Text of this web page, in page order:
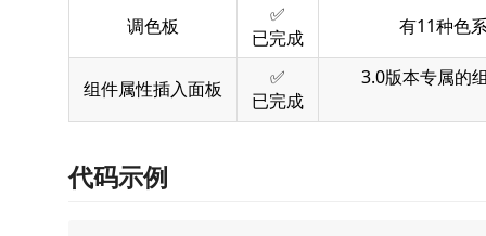
调色板
✅
已完成
有11种色
组件属性插入面板
✅
已完成
3.0版本专属的
代码示例